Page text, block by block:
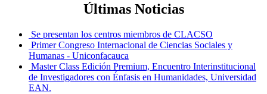
Últimas Noticias
Se presentan los centros miembros de CLACSO
Primer Congreso Internacional de Ciencias Sociales y
Humanas - Uniconfacauca
Master Class Edición Premium, Encuentro Interinstitucional
de Investigadores con Énfasis en Humanidades, Universidad
EAN.